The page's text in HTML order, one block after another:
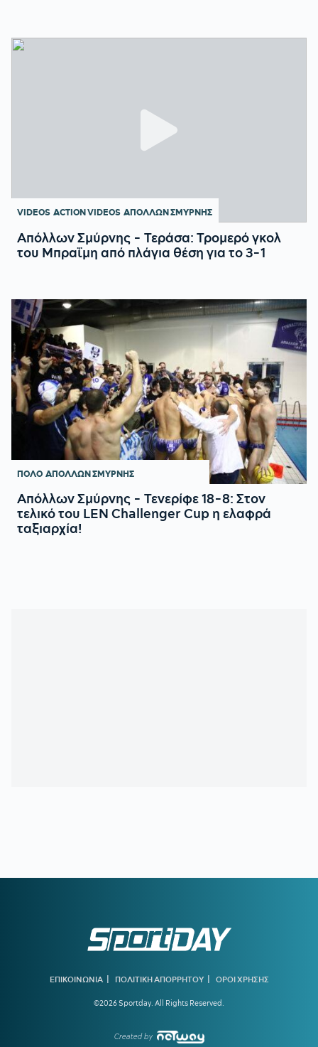
VIDEOS ACTION VIDEOS ΑΠΟΛΛΩΝ ΣΜΥΡΝΗΣ
Απόλλων Σμύρνης - Τεράσα: Τρομερό γκολ
του Μπραΐμη από πλάγια θέση για το 3-1
ΠΟΛΟ ΑΠΟΛΛΩΝ ΣΜΥΡΝΗΣ
Απόλλων Σμύρνης - Τενερίφε 18-8: Στον
τελικό του LEN Challenger Cup η ελαφρά
ταξιαρχία!
ΕΠΙΚΟΙΝΩΝΙΑ | ΠΟΛΙΤΙΚΗ ΑΠΟΡΡΗΤΟΥ | ΟΡΟΙ ΧΡΗΣΗΣ
©2026 Sportday. All Rights Reserved.
Created by